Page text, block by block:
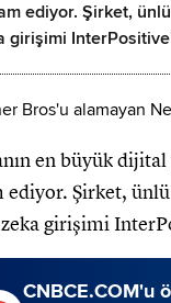
ediyor. Şirket,
girişimi
en büyük dijital
ediyor. Şirket,
girişimi
CNBCE.COM'u